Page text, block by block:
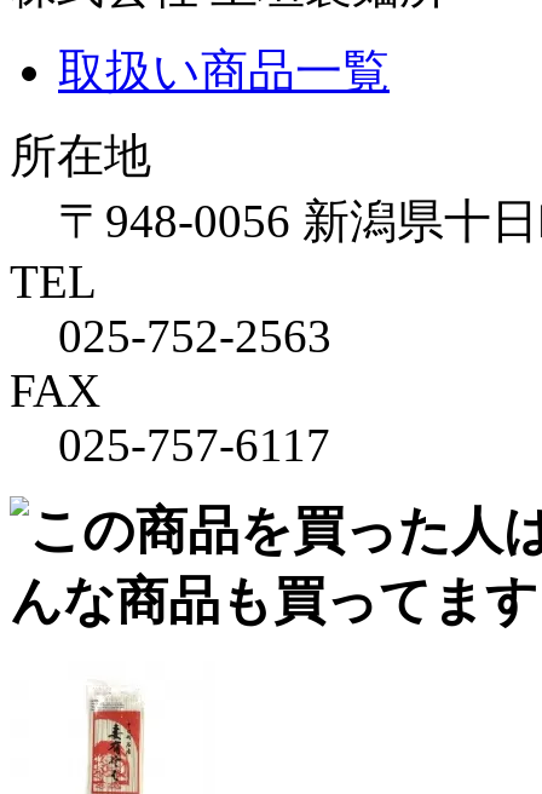
取扱い商品一覧
所在地
〒948-0056 新潟県十
TEL
025-752-2563
FAX
025-757-6117